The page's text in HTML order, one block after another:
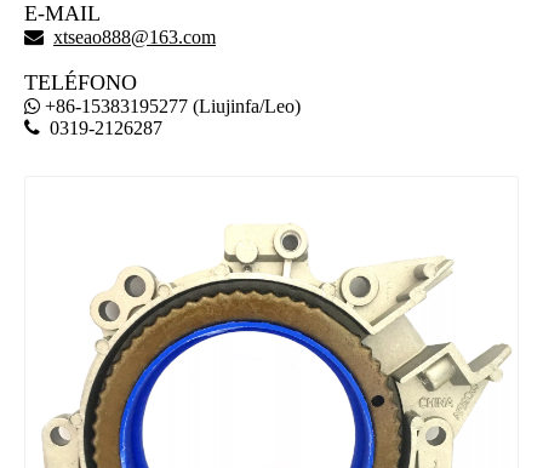
E-MAIL
 xtseao888@163.com
TELÉFONO
 +86-15383195277 (Liujinfa/Leo)
 0319-2126287